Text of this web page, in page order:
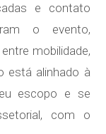
e contato
o evento,
mobilidade,
está alinhado à
escopo e se
com o